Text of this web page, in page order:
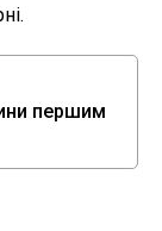
першим